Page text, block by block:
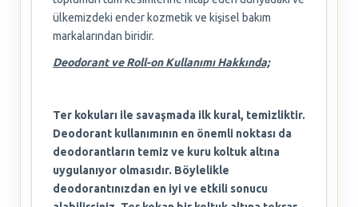
ülkemizdeki ender kozmetik ve kişisel bakım
markalarından biridir.
Deodorant ve Roll-on Kullanımı Hakkında;
Ter kokuları ile savaşmada ilk kural, temizliktir.
Deodorant kullanımının en önemli noktası da
deodorantların temiz ve kuru koltuk altına
uygulanıyor olmasıdır. Böylelikle
deodorantınızdan en iyi ve etkili sonucu